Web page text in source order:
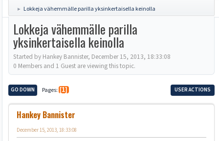
► Lokkeja vähemmälle parilla yksinkertaisella keinolla
Lokkeja vähemmälle parilla
yksinkertaisella keinolla
Started by Hankey Bannister, December 15, 2013, 18:33:08
0 Members and 1 Guest are viewing this topic.
GO DOWN Pages 1 USER ACTIONS
Hankey Bannister
December 15, 2013, 18:33:08